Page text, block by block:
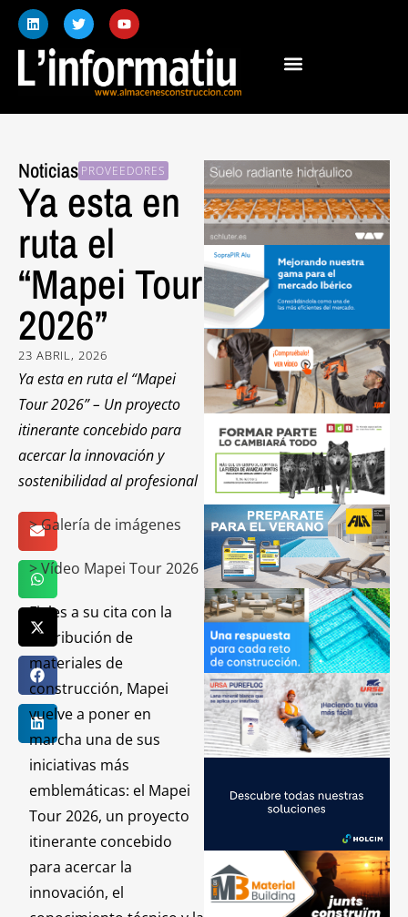
Noticias PROVEEDORES
Ya esta en
ruta el
“Mapei Tour
2026”
23 ABRIL, 2026
Ya esta en ruta el “Mapei
Tour 2026” – Un proyecto
itinerante concebido para
acercar la innovación y
sostenibilidad al profesional
> Galería de imágenes
> Vídeo Mapei Tour 2026
Fieles a su cita con la
distribución de
materiales de
construcción, Mapei
vuelve a poner en
marcha una de sus
iniciativas más
emblemáticas: el Mapei
Tour 2026, un proyecto
itinerante concebido
para acercar la
innovación, el